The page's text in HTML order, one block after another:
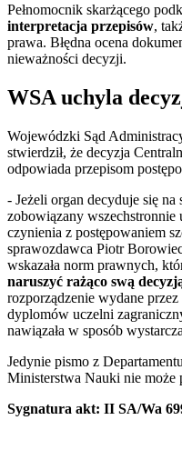
Pełnomocnik skarżącego
interpretacja przepisów,
prawa. Błędna ocena
nieważności decyzji.
WSA uchyla
Wojewódzki Sąd
stwierdził, że decyzja
odpowiada przepisom
- Jeżeli organ decyduje się
zobowiązany wszechstronnie
czynienia z postępowaniem
sprawozdawca Piotr
wskazała norm prawnych,
naruszyć rażąco swą
rozporządzenie wydane
dyplomów uczelni
nawiązała w sposób
Jedynie pismo z
Ministerstwa Nauki nie może
Sygnatura akt: II SA/Wa